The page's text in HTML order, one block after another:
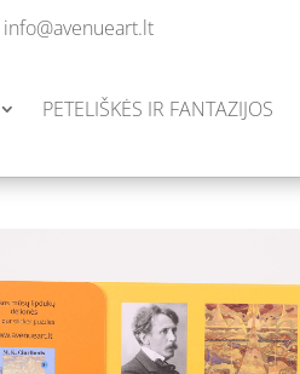
info@avenueart.lt
PETELIŠKĖS IR FANTAZIJOS